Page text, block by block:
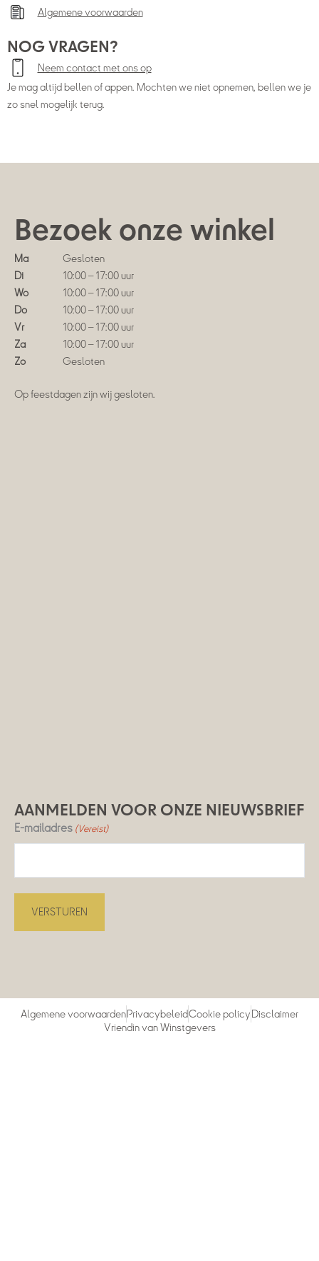
Algemene voorwaarden
NOG VRAGEN?
Neem contact met ons op
Je mag altijd bellen of appen. Mochten we niet opnemen, bellen we je
zo snel mogelijk terug.
Bezoek onze winkel
Ma
Gesloten
Di
10:00 – 17:00 uur
Wo
10:00 – 17:00 uur
Do
10:00 – 17:00 uur
Vr
10:00 – 17:00 uur
Za
10:00 – 17:00 uur
Zo
Gesloten
Op feestdagen zijn wij gesloten.
AANMELDEN VOOR ONZE NIEUWSBRIEF
E-mailadres (Vereist)
Algemene voorwaardenPrivacybeleidCookie policyDisclaimer
Vriendin van Winstgevers